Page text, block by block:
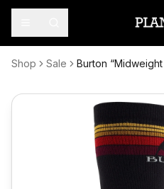
Shop Sale Burton “Midweight